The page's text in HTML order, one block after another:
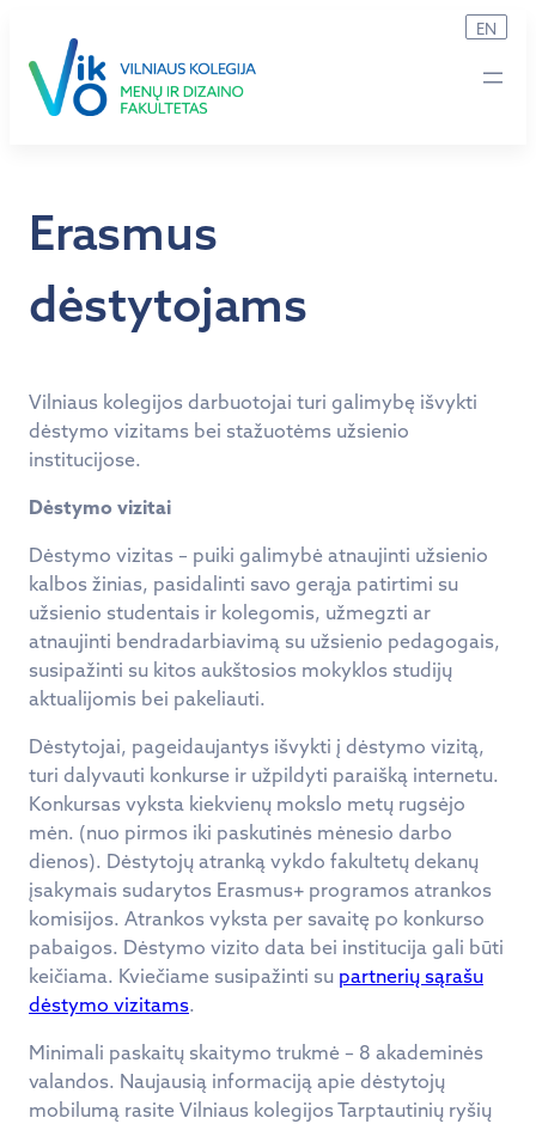
turinio
EN
Erasmus
dėstytojams
Vilniaus kolegijos darbuotojai turi galimybę išvykti
dėstymo vizitams bei stažuotėms užsienio
institucijose.
Dėstymo vizitai
Dėstymo vizitas – puiki galimybė atnaujinti užsienio
kalbos žinias, pasidalinti savo gerąja patirtimi su
užsienio studentais ir kolegomis, užmegzti ar
atnaujinti bendradarbiavimą su užsienio pedagogais,
susipažinti su kitos aukštosios mokyklos studijų
aktualijomis bei pakeliauti.
Dėstytojai, pageidaujantys išvykti į dėstymo vizitą,
turi dalyvauti konkurse ir užpildyti paraišką internetu.
Konkursas vyksta kiekvienų mokslo metų rugsėjo
mėn. (nuo pirmos iki paskutinės mėnesio darbo
dienos). Dėstytojų atranką vykdo fakultetų dekanų
įsakymais sudarytos Erasmus+ programos atrankos
komisijos. Atrankos vyksta per savaitę po konkurso
pabaigos. Dėstymo vizito data bei institucija gali būti
keičiama. Kviečiame susipažinti su partnerių sąrašu
dėstymo vizitams.
Minimali paskaitų skaitymo trukmė – 8 akademinės
valandos. Naujausią informaciją apie dėstytojų
mobilumą rasite Vilniaus kolegijos Tarptautinių ryšių